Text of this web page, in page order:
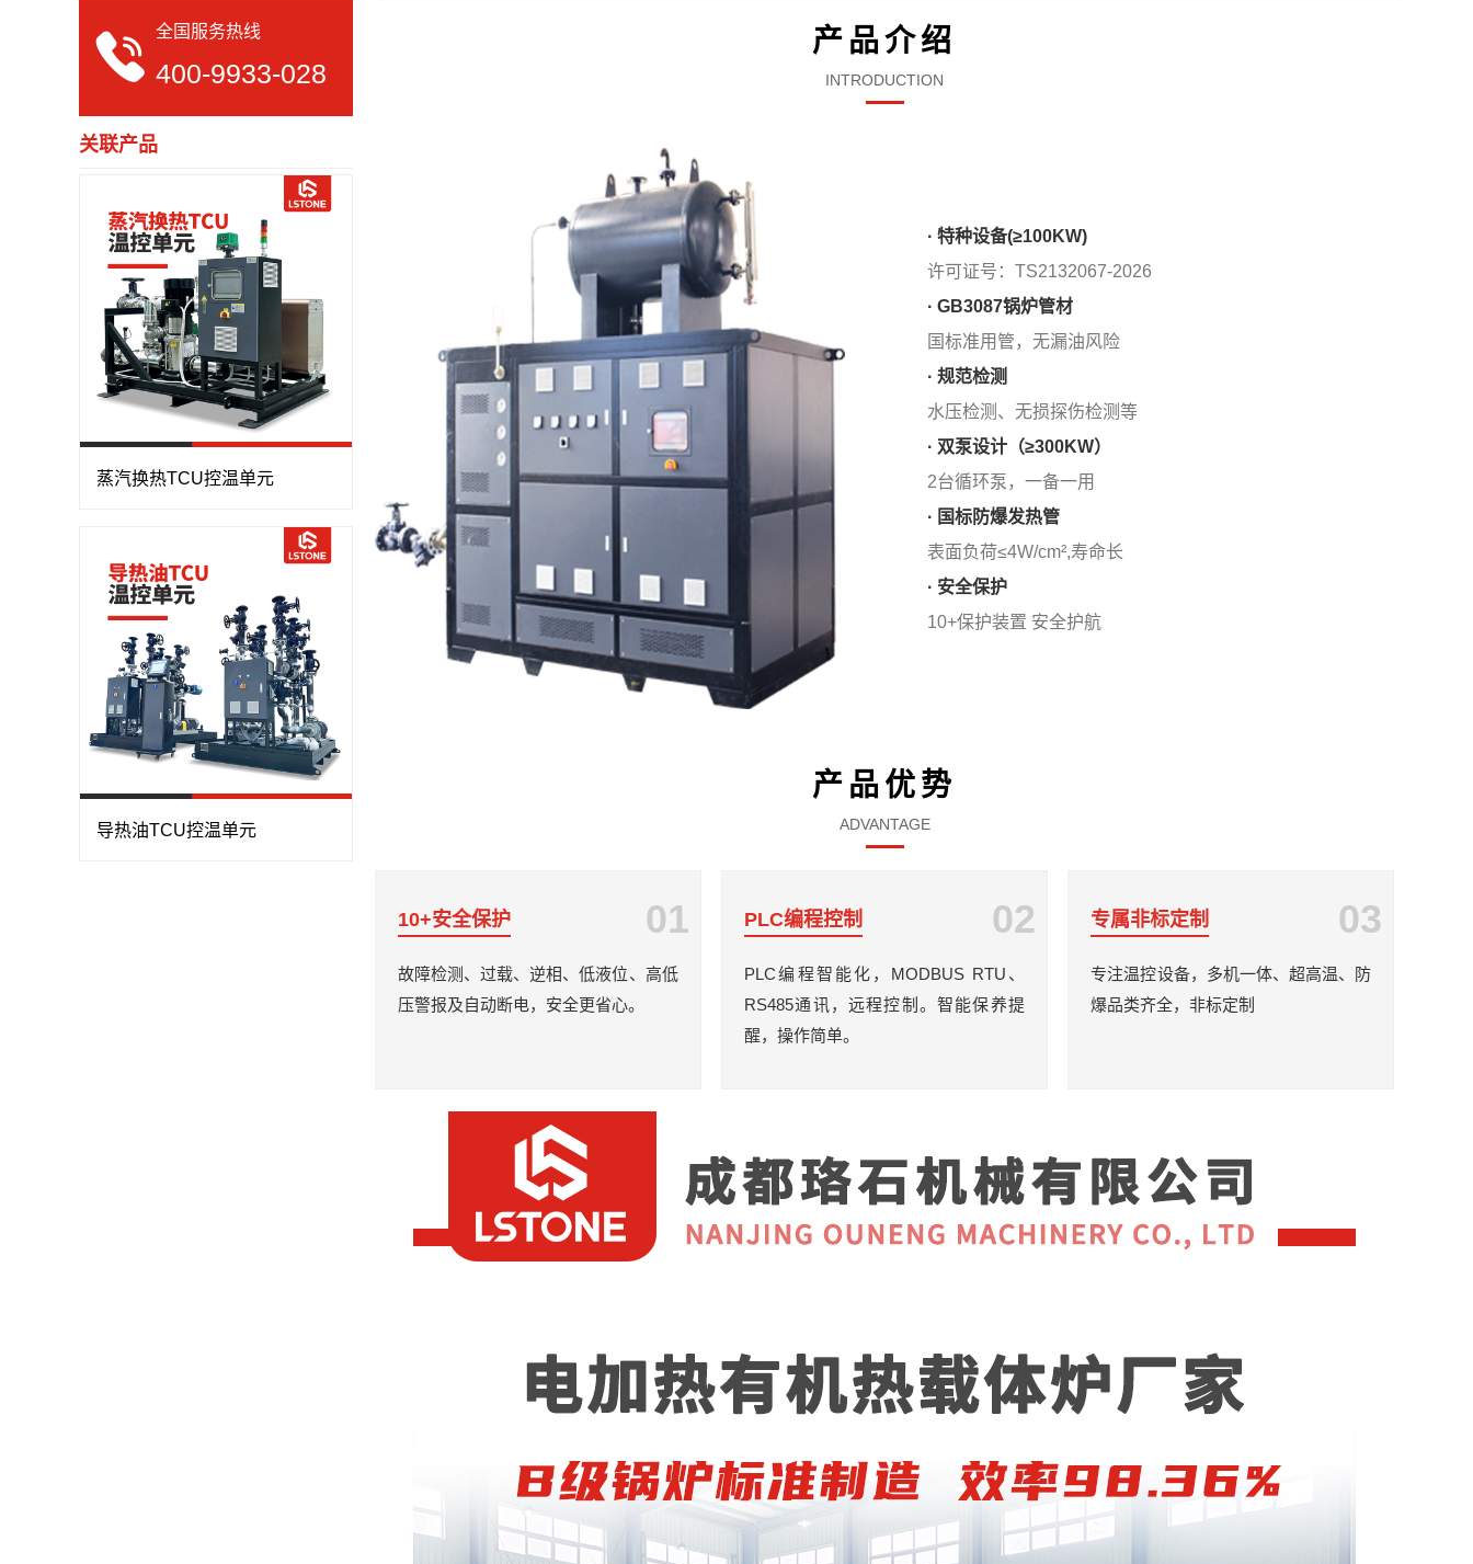
全国服务热线
400-9933-028
关联产品
蒸汽换热TCU控温单元
导热油TCU控温单元
产品介绍
INTRODUCTION
· 特种设备(≥100KW)
许可证号：TS2132067-2026
· GB3087锅炉管材
国标准用管，无漏油风险
· 规范检测
水压检测、无损探伤检测等
· 双泵设计（≥300KW）
2台循环泵，一备一用
· 国标防爆发热管
表面负荷≤4W/cm²,寿命长
· 安全保护
10+保护装置 安全护航
产品优势
ADVANTAGE
10+安全保护 01
故障检测、过载、逆相、低液位、高低
压警报及自动断电，安全更省心。
PLC编程控制 02
PLC编程智能化，MODBUS RTU、
RS485通讯，远程控制。智能保养提
醒，操作简单。
专属非标定制 03
专注温控设备，多机一体、超高温、防
爆品类齐全，非标定制